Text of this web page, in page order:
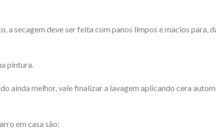
a secagem deve ser feita com panos limpos e macios para,
pintura.
ainda melhor, vale finalizar a lavagem aplicando cera
em casa são: